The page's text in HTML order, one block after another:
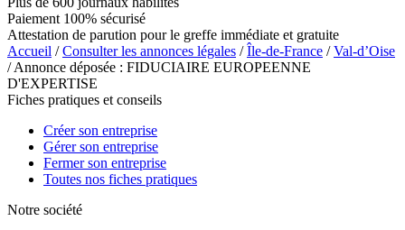
Paiement 100% sécurisé
Attestation de parution pour le greffe immédiate et gratuite
Accueil /Consulter les annonces légales /Île-de-France /Val-d’Oise
/ Annonce déposée : FIDUCIAIRE EUROPEENNE
D'EXPERTISE
Fiches pratiques et conseils
Créer son entreprise
Gérer son entreprise
Fermer son entreprise
Toutes nos fiches pratiques
Notre société